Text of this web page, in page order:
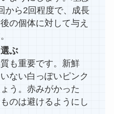
から2回程度で、成長
の個体に対して与え
ぶ
も重要です。新鮮
ない白っぽいピンク
う。赤みがかった
のは避けるようにし